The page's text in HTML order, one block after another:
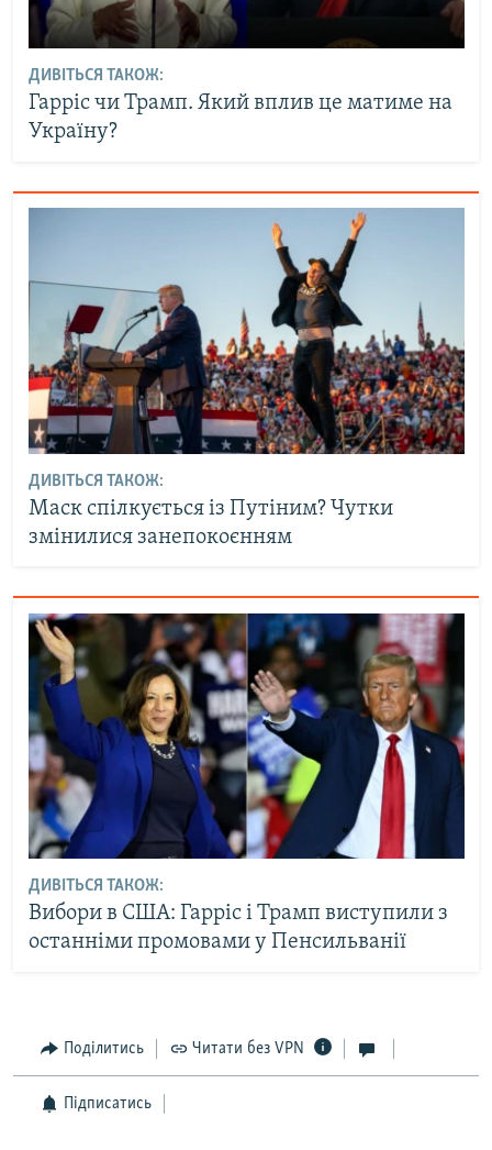
ДИВІТЬСЯ ТАКОЖ:
Гарріс чи Трамп. Який вплив це матиме на
Україну?
ДИВІТЬСЯ ТАКОЖ:
Маск спілкується із Путіним? Чутки
змінилися занепокоєнням
ДИВІТЬСЯ ТАКОЖ:
Вибори в США: Гарріс і Трамп виступили з
останніми промовами у Пенсильванії
Поділитись Читати без VPN
Підписатись